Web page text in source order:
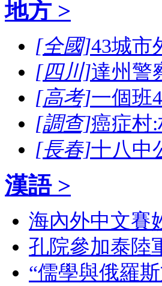
地方 >
[全國]43城市
[四川]達州警
[高考]一個班
[調查]癌症村
[長春]十八中
漢語 >
海內外中文賽
孔院參加泰陸
“儒學與俄羅